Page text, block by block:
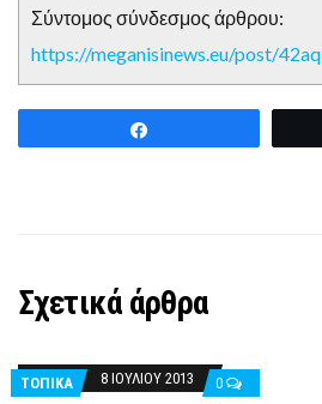
Σύντομος σύνδεσμος άρθρου:
https://meganisinews.eu/post/42aq
Σχετικά άρθρα
ΤΟΠΙΚΑ 8 ΙΟΥΛΊΟΥ 2013 0